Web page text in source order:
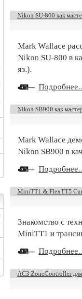
Nikon SU-800 как
Mark Wallace
Nikon SU-800 в
яз.).
Nikon SB900 как
Mark Wallace
Nikon SB900 в
MiniTT1 & FlexTT5
Знакомство с
MiniTT1 и
AC3 ZoneController